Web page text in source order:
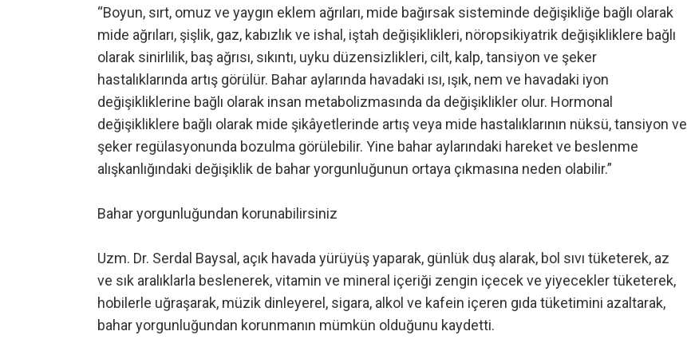
“Boyun, sırt, omuz ve yaygın eklem ağrıları, mide bağırsak sisteminde değişikliğe bağlı olarak
mide ağrıları, şişlik, gaz, kabızlık ve ishal, iştah değişiklikleri, nöropsikiyatrik değişikliklere bağlı
olarak sinirlilik, baş ağrısı, sıkıntı, uyku düzensizlikleri, cilt, kalp, tansiyon ve şeker
hastalıklarında artış görülür. Bahar aylarında havadaki ısı, ışık, nem ve havadaki iyon
değişikliklerine bağlı olarak insan metabolizmasında da değişiklikler olur. Hormonal
değişikliklere bağlı olarak mide şikâyetlerinde artış veya mide hastalıklarının nüksü, tansiyon ve
şeker regülasyonunda bozulma görülebilir. Yine bahar aylarındaki hareket ve beslenme
alışkanlığındaki değişiklik de bahar yorgunluğunun ortaya çıkmasına neden olabilir.”
Bahar yorgunluğundan korunabilirsiniz
Uzm. Dr. Serdal Baysal, açık havada yürüyüş yaparak, günlük duş alarak, bol sıvı tüketerek, az
ve sık aralıklarla beslenerek, vitamin ve mineral içeriği zengin içecek ve yiyecekler tüketerek,
hobilerle uğraşarak, müzik dinleyerel, sigara, alkol ve kafein içeren gıda tüketimini azaltarak,
bahar yorgunluğundan korunmanın mümkün olduğunu kaydetti.